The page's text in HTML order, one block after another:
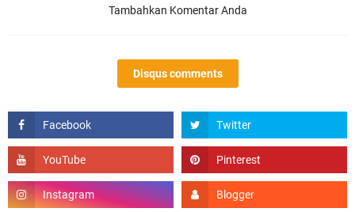
Tambahkan Komentar Anda
Disqus comments